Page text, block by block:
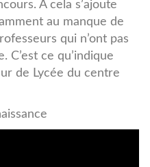
A cela s’ajoute
au manque de
qui n’ont pas
C’est ce qu’indique
de Lycée du centre